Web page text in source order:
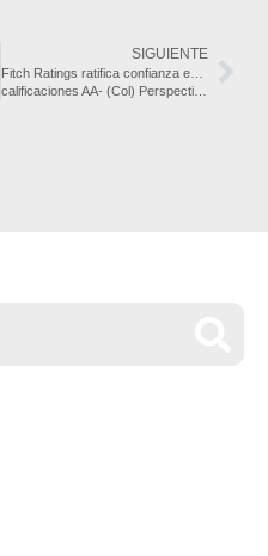
SIGUIENTE
Fitch Ratings ratifica confianza en Odinsa con afirmación de sus
calificaciones AA- (Col) Perspectiva Estable y F1+(Col)